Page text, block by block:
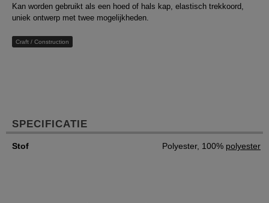
Kan worden gebruikt als een hoed of hals kap, elastisch trekkoord,
uniek ontwerp met twee mogelijkheden.
Craft / Construction
SPECIFICATIE
Stof Polyester, 100% polyester